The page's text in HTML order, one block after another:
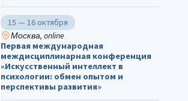
15 — 16 октября
Москва, online
Первая международная
междисциплинарная конференция
«Искусственный интеллект в
психологии: обмен опытом и
перспективы развития»